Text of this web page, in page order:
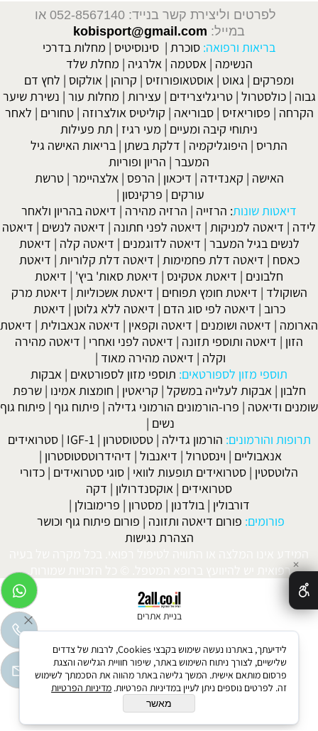
לפרטים וליצירת קשר בנייד: 052-8567140
או
במייל: kobisport@gmail.com
בריאות ורפואה: סוכרת | סינוסיטיס | מחלות בדרכי
הנשימה | אסטמה | אלרגיה | מחלת שלד
ומפרקים | גאוט | אוסטאופורוזיס | קרוהן | אולקוס | לחץ דם
גבוה |כולסטרול |טריגליצרידים | עצירות | מחלות עור | נשירת שיער
הקרחה | פסוריאזיס |סבוריאה | קוליטיס אולצרוזה |טחורים | לאחר
ניתוחי קיבה ומעיים | מעי רגיז | תת פעילות
התריס | היפוגליקמיה | דלקת בשתן | בריאות האישה גיל
המעבר | הריון ופוריות
האישה | קאנדידה | דיכאון | הרפס | אלצהיימר |טרשת
עורקים | פרקינסון |
דיאטות שונות: הרזייה | הרזיה מהירה | דיאטה בהריון ולאחר
לידה | דיאטה למניקות | דיאטה לפני חתונה | דיאטה לנשים | דיאטה
לנשים בגיל המעבר | דיאטה לדוגמנים | דיאטה קלה | דיאטת
כאסח | דיאטה דלת פחמימות | דיאטה דלת קלוריות | דיאטת
חלבונים | דיאטת אטקינס | דיאטת סאות' ביץ' | דיאטת
השוקולד | דיאטת חומץ תפוחים | דיאטת אשכוליות | דיאטת מרק
כרוב | דיאטה לפי סוג הדם | דיאטה ללא גלוטן | דיאטת
הארומה | דיאטה ושומנים | דיאטה וקפאין | דיאטה אנאבולית | דיאטת
הזון | דיאטה ותוספי תזונה | דיאטה לפני ואחרי | דיאטה מהירה
וקלה | דיאטה מהירה מאוד |
תוספי מזון לספורטאים: תוספי מזון לספורטאים | אבקות
חלבון | אבקות לעלייה במשקל | קריאטין | חומצות אמינו |שרפת
שומנים ודיאטה | פרו-הורמונים הורמוני גדילה | פיתוח גוף | פיתוח גוף
נשים |
תרופות והורמונים: הורמון גדילה |טסטוסטרון |
IGF-1
|סטרואידים
אנאבוליים | וינסטרול | דיאנבול | דיהידרוטסטוסטרון |
הלוטסטין | סטרואידים תופעות לוואי | סוגי סטרואידים | כדורי
סטרואידים | אוקסנדרולון | דקה
דורבולין | בולדנון | מסטרון | פרימובולן |
פורומים: פורום דיאטה ותזונה | פורום פיתוח גוף וכושר
הצהרת נגישות
המידע אינו המלצה או התוויה לטיפול רפואי. בכל מקרה של בעיה
רפואית יש להיוועץ ברופא המטפל. © כל הזכויות שמורות.
בניית אתרים
✕
לידיעתך, באתרנו נעשה שימוש בקבצי Cookies, לרבות של צדדים
שלישיים, לצורך ניתוח השימוש באתר, שיפור חוויית הגלישה והצגת
פרסום מותאם אישית. המשך גלישה באתר מהווה את הסכמתך לשימוש
זה. לפרטים נוספים ניתן לעיין במדיניות הפרטיות. מדיניות הפרטיות
מאשר